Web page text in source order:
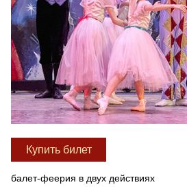
Купить билет
балет-феерия в двух действиях